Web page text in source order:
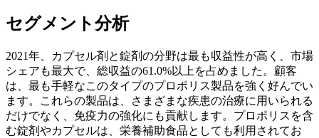
セグメント分析
2021年、カプセル剤と錠剤の分野は最も収益性が高く、市場
シェアも最大で、総収益の61.0%以上を占めました。顧客
は、最も手軽なこのタイプのプロポリス製品を強く好んでい
ます。これらの製品は、さまざまな疾患の治療に用いられる
だけでなく、免疫力の強化にも貢献します。プロポリスを含
む錠剤やカプセルは、栄養補助食品としても利用されてお